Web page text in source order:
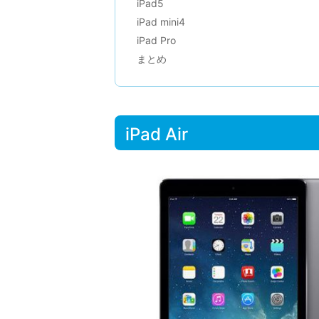
iPad5
iPad mini4
iPad Pro
まとめ
iPad Air